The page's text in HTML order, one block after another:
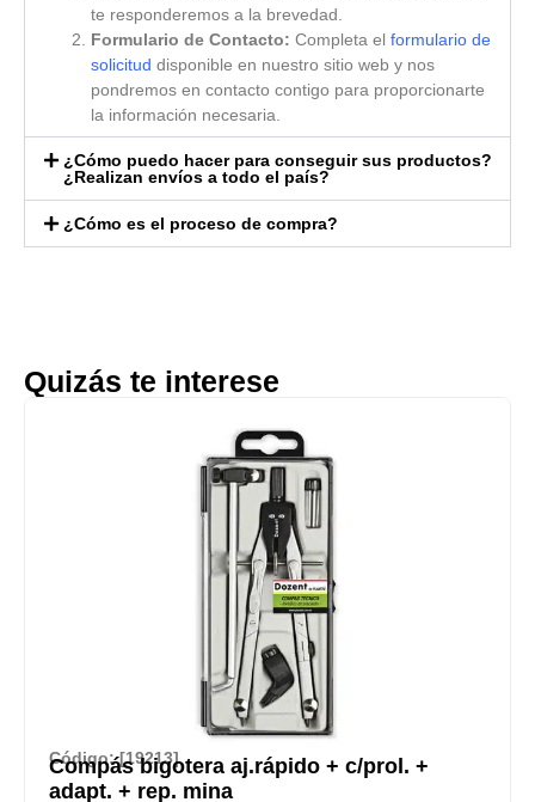
te responderemos a la brevedad.
Formulario de Contacto: Completa el formulario de
solicitud disponible en nuestro sitio web y nos
pondremos en contacto contigo para proporcionarte
la información necesaria.
¿Cómo puedo hacer para conseguir sus productos?
¿Realizan envíos a todo el país?
¿Cómo es el proceso de compra?
Quizás te interese
Código: [19213]
Compás bigotera aj.rápido + c/prol. +
adapt. + rep. mina